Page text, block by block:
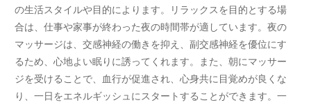
の生活スタイルや目的によります。リラックスを目的とする場
合は、仕事や家事が終わった夜の時間帯が適しています。夜の
マッサージは、交感神経の働きを抑え、副交感神経を優位にす
るため、心地よい眠りに誘ってくれます。また、朝にマッサー
ジを受けることで、血行が促進され、心身共に目覚めが良くな
り、一日をエネルギッシュにスタートすることができます。一